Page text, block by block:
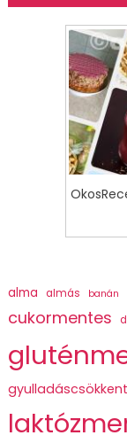
alma almás banán
cukormentes